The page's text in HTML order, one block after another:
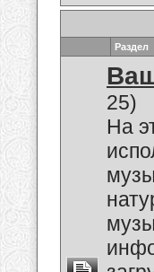
Раздел
25)
На